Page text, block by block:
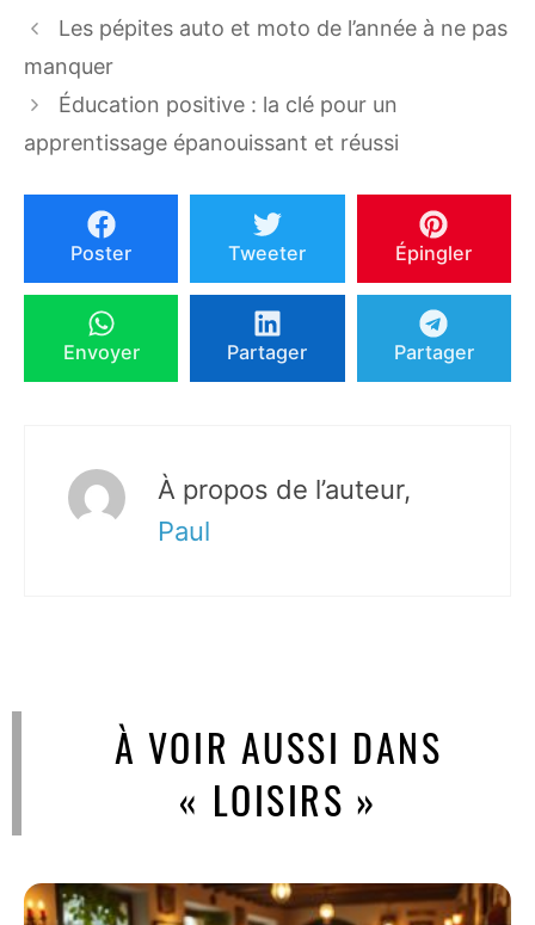
Les pépites auto et moto de l’année à ne pas
manquer
Éducation positive : la clé pour un
apprentissage épanouissant et réussi
Poster Tweeter Épingler
Envoyer Partager Partager
À propos de l’auteur,
Paul
À VOIR AUSSI DANS
« LOISIRS »